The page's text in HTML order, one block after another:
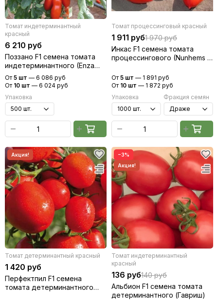
Томат индетерминантный
красный
6 210 руб
Поззано F1 семена томата
индетерминантного (Enza
Zaden / Энза Заден)
От 5 шт — 6 086 руб
От 10 шт — 6 024 руб
Упаковка
Томат процессинговый красный
1 911 руб1 970 руб
Инкас F1 семена томата
процессингового (Nunhems /
От 5 шт — 1 891 руб
От 10 шт — 1 872 руб
Упаковка
Фракция семян
Томат детерминантный красный
1 420 руб
Перфектпил F1 семена
томата детерминантного
−3%
Томат индетерминантный
красный
136 руб140 руб
Альбион F1 семена томата
детерминантного (Гавриш)